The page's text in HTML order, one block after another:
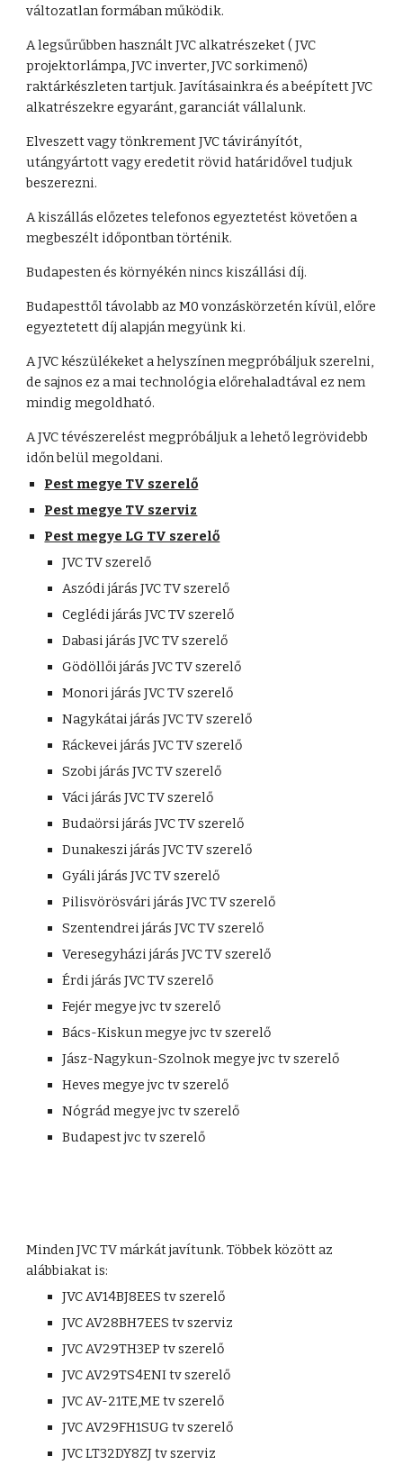
változatlan formában működik.
A legsűrűbben használt JVC alkatrészeket ( JVC
projektorlámpa, JVC inverter, JVC sorkimenő)
raktárkészleten tartjuk. Javításainkra és a beépített JVC
alkatrészekre egyaránt, garanciát vállalunk.
Elveszett vagy tönkrement JVC távirányítót,
utángyártott vagy eredetit rövid határidővel tudjuk
beszerezni.
A kiszállás előzetes telefonos egyeztetést követően a
megbeszélt időpontban történik.
Budapesten és környékén nincs kiszállási díj.
Budapesttől távolabb az M0 vonzáskörzetén kívül, előre
egyeztetett díj alapján megyünk ki.
A JVC készülékeket a helyszínen megpróbáljuk szerelni,
de sajnos ez a mai technológia előrehaladtával ez nem
mindig megoldható.
A JVC tévészerelést megpróbáljuk a lehető legrövidebb
időn belül megoldani.
Pest megye TV szerelő
Pest megye TV szerviz
Pest megye LG TV szerelő
JVC TV szerelő
Aszódi járás JVC TV szerelő
Ceglédi járás JVC TV szerelő
Dabasi járás JVC TV szerelő
Gödöllői járás JVC TV szerelő
Monori járás JVC TV szerelő
Nagykátai járás JVC TV szerelő
Ráckevei járás JVC TV szerelő
Szobi járás JVC TV szerelő
Váci járás JVC TV szerelő
Budaörsi járás JVC TV szerelő
Dunakeszi járás JVC TV szerelő
Gyáli járás JVC TV szerelő
Pilisvörösvári járás JVC TV szerelő
Szentendrei járás JVC TV szerelő
Veresegyházi járás JVC TV szerelő
Érdi járás JVC TV szerelő
Fejér megye jvc tv szerelő
Bács-Kiskun megye jvc tv szerelő
Jász-Nagykun-Szolnok megye jvc tv szerelő
Heves megye jvc tv szerelő
Nógrád megye jvc tv szerelő
Budapest jvc tv szerelő
Minden JVC TV márkát javítunk. Többek között az
alábbiakat is:
JVC AV14BJ8EES tv szerelő
JVC AV28BH7EES tv szerviz
JVC AV29TH3EP tv szerelő
JVC AV29TS4ENI tv szerelő
JVC AV-21TE,ME tv szerelő
JVC AV29FH1SUG tv szerelő
JVC LT32DY8ZJ tv szerviz